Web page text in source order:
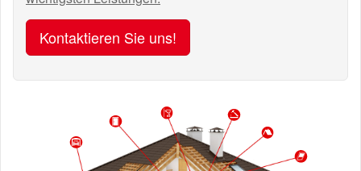
Kontaktieren Sie uns!